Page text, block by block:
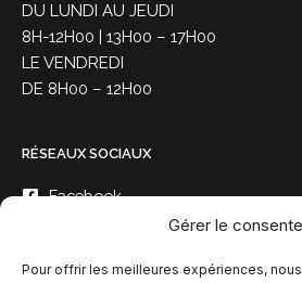
Gérer le
Pour offrir les meilleures expériences,
DU LUNDI AU JEUDI
8H-12H00 | 13H00 – 17H00
LE VENDREDI
DE 8H00 – 12H00
RÉSEAUX SOCIAUX
Facebook